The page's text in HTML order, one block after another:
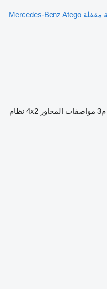
شاحنة مقفلة Mercedes-Benz Atego
مواصفات المحاور 4x2 نظام